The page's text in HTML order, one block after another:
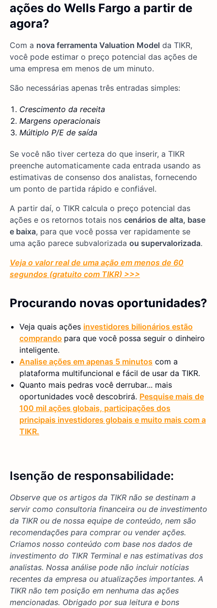
ações do Wells Fargo a partir de
agora?
Com a nova ferramenta Valuation Model da TIKR,
você pode estimar o preço potencial das ações de
uma empresa em menos de um minuto.
São necessárias apenas três entradas simples:
Crescimento da receita
Margens operacionais
Múltiplo P/E de saída
Se você não tiver certeza do que inserir, a TIKR
preenche automaticamente cada entrada usando as
estimativas de consenso dos analistas, fornecendo
um ponto de partida rápido e confiável.
A partir daí, o TIKR calcula o preço potencial das
ações e os retornos totais nos cenários de alta, base
e baixa, para que você possa ver rapidamente se
uma ação parece subvalorizada ou supervalorizada.
Veja o valor real de uma ação em menos de 60
segundos (gratuito com TIKR) >>>
Procurando novas oportunidades?
Veja quais ações investidores bilionários estão
comprando para que você possa seguir o dinheiro
inteligente.
Analise ações em apenas 5 minutos com a
plataforma multifuncional e fácil de usar da TIKR.
Quanto mais pedras você derrubar... mais
oportunidades você descobrirá. Pesquise mais de
100 mil ações globais, participações dos
principais investidores globais e muito mais com a
TIKR.
Isenção de responsabilidade:
Observe que os artigos da TIKR não se destinam a
servir como consultoria financeira ou de investimento
da TIKR ou de nossa equipe de conteúdo, nem são
recomendações para comprar ou vender ações.
Criamos nosso conteúdo com base nos dados de
investimento do TIKR Terminal e nas estimativas dos
analistas. Nossa análise pode não incluir notícias
recentes da empresa ou atualizações importantes. A
TIKR não tem posição em nenhuma das ações
mencionadas. Obrigado por sua leitura e bons